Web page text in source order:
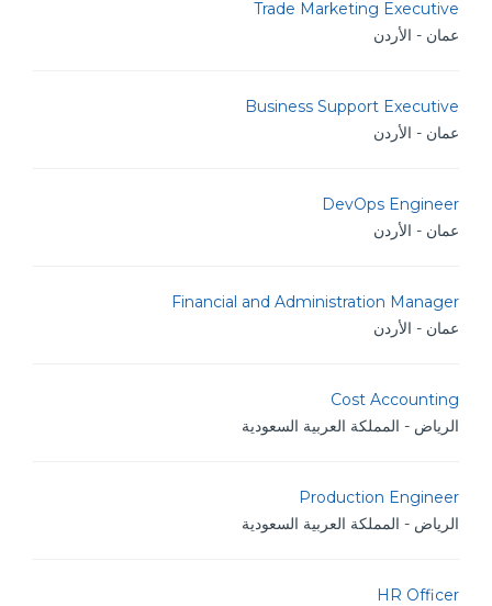
Trade Marketing Executive
عمان - الأردن
Business Support Executive
عمان - الأردن
DevOps Engineer
عمان - الأردن
Financial and Administration Manager
عمان - الأردن
Cost Accounting
الرياض - المملكة العربية السعودية
Production Engineer
الرياض - المملكة العربية السعودية
HR Officer